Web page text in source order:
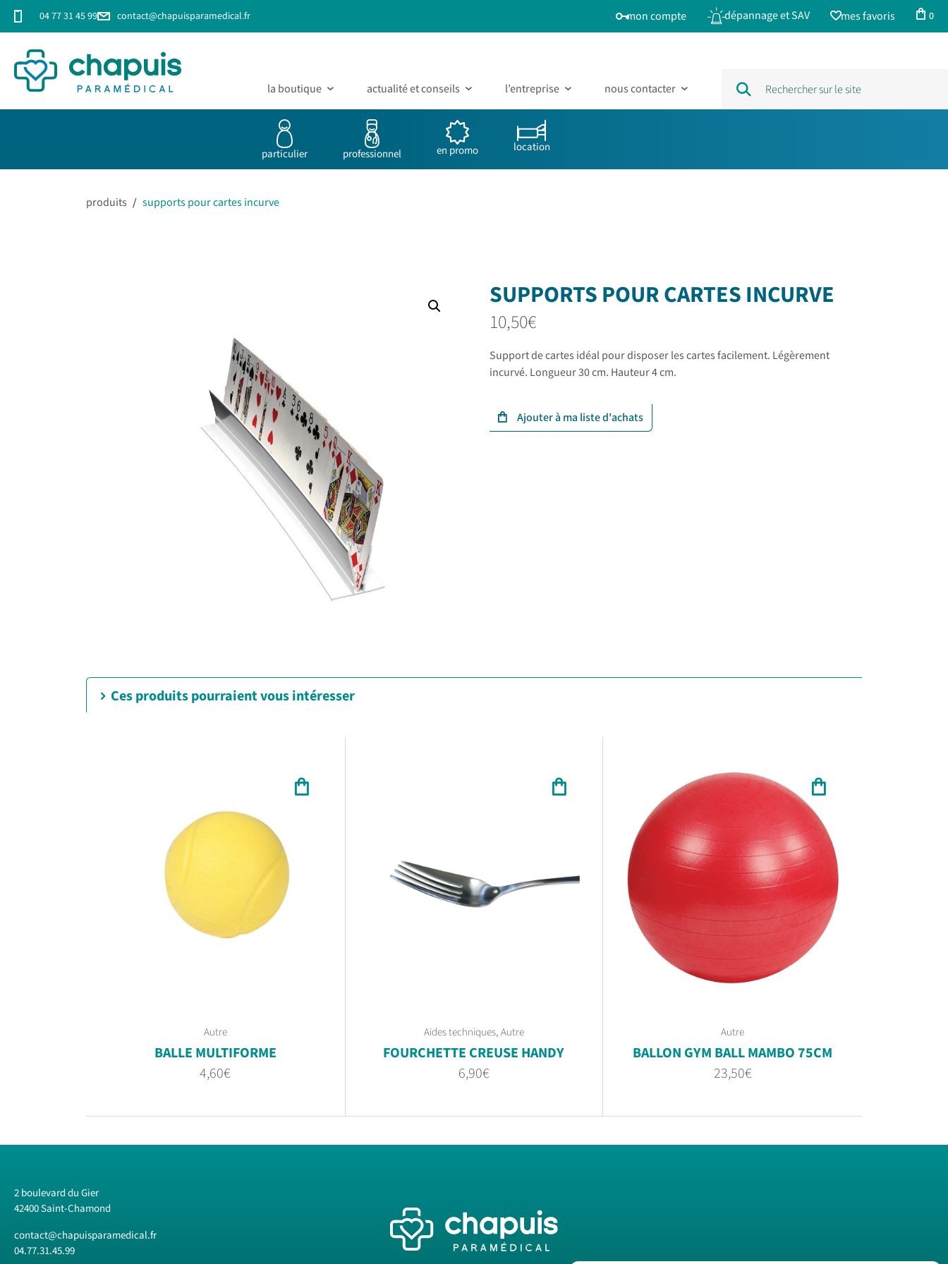
04 77 31 45 99 contact@chapuisparamedical.fr mon compte dépannage et SAV mes favoris 0
la boutique actualité et conseils l’entreprise nous contacter
particulier professionnel en promo location
produits / supports pour cartes incurve
SUPPORTS POUR CARTES INCURVE
10,50€
Support de cartes idéal pour disposer les cartes facilement. Légèrement
incurvé. Longueur 30 cm. Hauteur 4 cm.
Ces produits pourraient vous intéresser
Autre
BALLE MULTIFORME
4,60€
Aides techniques, Autre
FOURCHETTE CREUSE HANDY
6,90€
Autre
BALLON GYM BALL MAMBO 75CM
23,50€
2 boulevard du Gier
42400 Saint-Chamond
contact@chapuisparamedical.fr
04.77.31.45.99